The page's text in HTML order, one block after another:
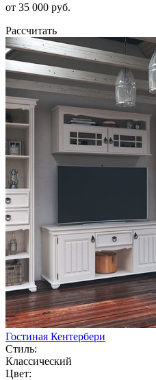
от 35 000 руб.
Рассчитать
Гостиная Кентербери
Стиль:
Классический
Цвет: